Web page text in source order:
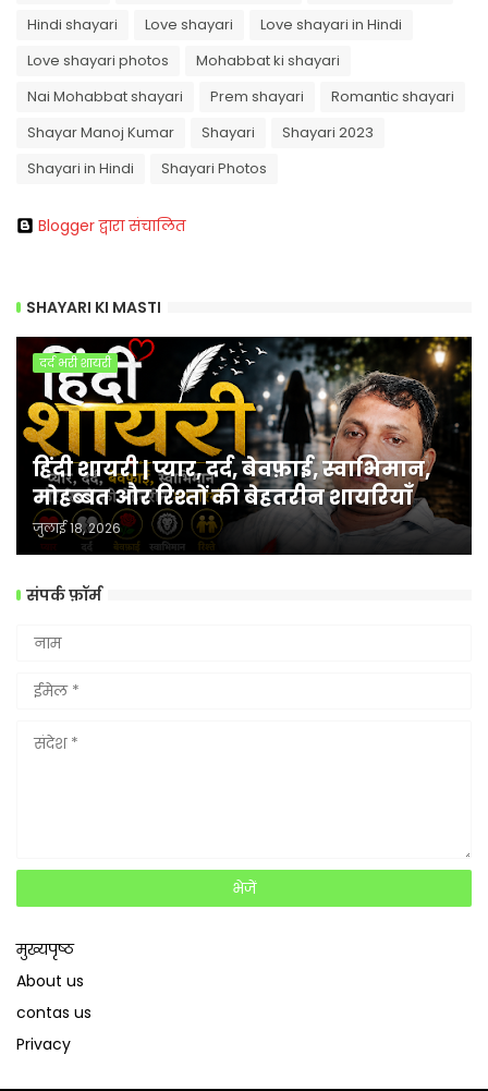
Hindi shayari
Love shayari
Love shayari in Hindi
Love shayari photos
Mohabbat ki shayari
Nai Mohabbat shayari
Prem shayari
Romantic shayari
Shayar Manoj Kumar
Shayari
Shayari 2023
Shayari in Hindi
Shayari Photos
Blogger द्वारा संचालित
SHAYARI KI MASTI
दर्द भरी शायरी
हिंदी शायरी | प्यार, दर्द, बेवफ़ाई, स्वाभिमान,
मोहब्बत और रिश्तों की बेहतरीन शायरियाँ
जुलाई 18, 2026
संपर्क फ़ॉर्म
मुख्यपृष्ठ
About us
contas us
Privacy